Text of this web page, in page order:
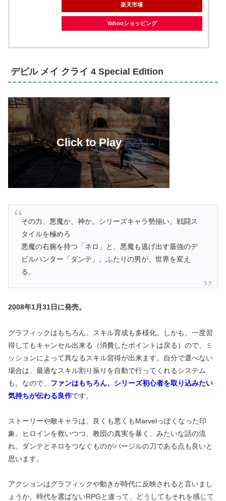
楽天市場
Yahooショッピング
デビル メイ クライ 4 Special Edition
その力、悪魔か、神か。シリーズキャラ勢揃い。戦闘ス
タイルを極めろ
悪魔の右腕を持つ「ネロ」と、悪魔も逃げ出す最強のデ
ビルハンター「ダンテ」。ふたりの男が、世界を変え
る。
2008年1月31日に発売。
グラフィックはもちろん、スキル育成も多様化。しかも、一度習
得してもキャンセル出来る（消費したポイントは戻る）ので、ミ
ッションによって異なるスキル習得が出来ます。自分で選べない
場合は、最適なスキル割り振りを自動で行ってくれるシステム
も。なので、 ファンはもちろん、シリーズ初心者を取り込みたい
気持ちが伝わる良作です。
ストーリーや敵キャラは、良くも悪くもMarvelっぽくなった印
象。ヒロインを救いつつ、教団の真実を暴く、みたいな話の流
れ。ダンテとネロをつなぐものがバージルの刀である点も良いと
思います。
アクションはグラフィックや動きが時代に反映されると言いまし
ょうか。時代を選ばないRPGと違って、どうしてもそれを感じて